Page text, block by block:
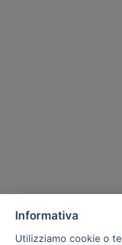
Informativa
Utilizziamo cookie o